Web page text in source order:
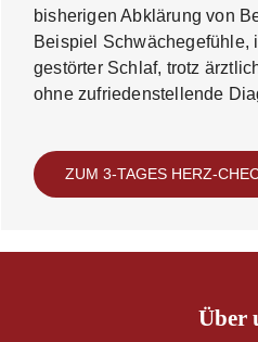
bisherigen Abklärung von
Beispiel Schwächegefühle,
gestörter Schlaf, trotz
ohne zufriedenstellende
ZUM 3-TAGES HERZ-
Über